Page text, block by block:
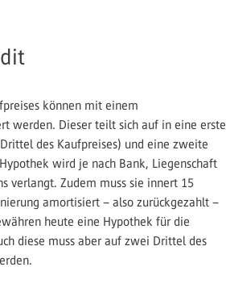
können mit einem
werden. Dieser teilt sich auf in eine erste
des Kaufpreises) und eine zweite
wird je nach Bank, Liegenschaft
verlangt. Zudem muss sie innert 15
amortisiert – also zurückgezahlt –
heute eine Hypothek für die
diese muss aber auf zwei Drittel des